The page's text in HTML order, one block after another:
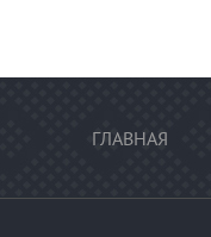
ГЛАВНАЯ